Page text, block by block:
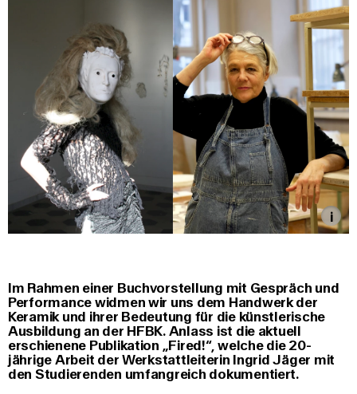
Im Rahmen einer Buchvorstellung mit Gespräch und
Performance widmen wir uns dem Handwerk der
Keramik und ihrer Bedeutung für die künstlerische
Ausbildung an der HFBK. Anlass ist die aktuell
erschienene Publikation „Fired!“, welche die 20-
jährige Arbeit der Werkstattleiterin Ingrid Jäger mit
den Studierenden umfangreich dokumentiert.